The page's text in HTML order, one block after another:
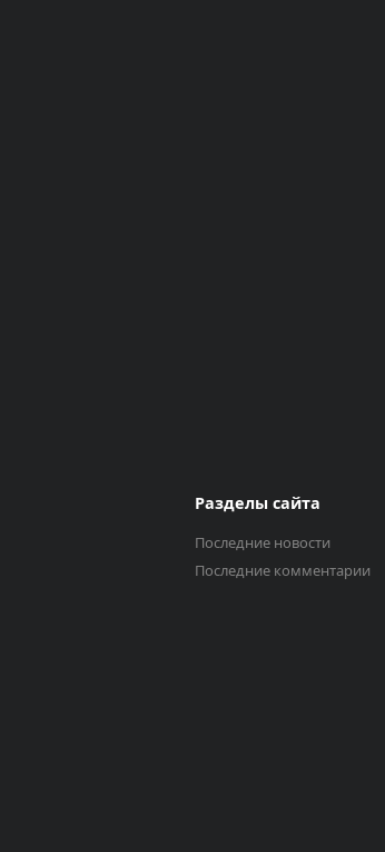
Разделы сайта
Последние новости
Последние комментарии